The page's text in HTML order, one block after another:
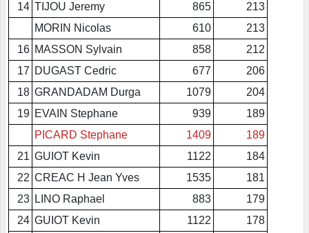
14 TIJOU Jeremy 865
213
MORIN Nicolas
610
213
16 MASSON Sylvain 858
212
17 DUGAST Cedric 677
206
18 GRANDADAM Durga 1079
204
19 EVAIN Stephane 939
189
PICARD Stephane
1409
189
21 GUIOT Kevin 1122
184
22 CREAC H Jean Yves 1535
181
23 LINO Raphael 883
179
24 GUIOT Kevin 1122
178